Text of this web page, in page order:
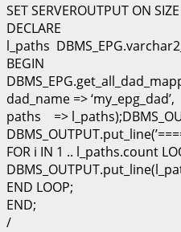
SET SERVEROUTPUT ON
DECLARE
l_paths
BEGIN
dad_name => ‘my_epg_dad’,
paths =>
FOR i IN 1 .. l_paths.count
END LOOP;
END;
/